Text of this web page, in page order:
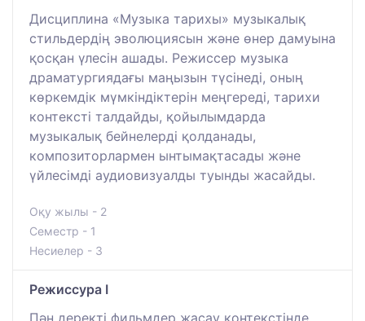
Дисциплина «Музыка тарихы» музыкалық
стильдердің эволюциясын және өнер дамуына
қосқан үлесін ашады. Режиссер музыка
драматургиядағы маңызын түсінеді, оның
көркемдік мүмкіндіктерін меңгереді, тарихи
контексті талдайды, қойылымдарда
музыкалық бейнелерді қолданады,
композиторлармен ынтымақтасады және
үйлесімді аудиовизуалды туынды жасайды.
Оқу жылы - 2
Семестр - 1
Несиелер - 3
Режиссура I